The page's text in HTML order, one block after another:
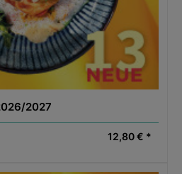
2027
12,80 € *